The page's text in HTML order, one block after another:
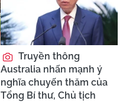
Truyền thông
Australia nhấn mạnh ý
nghĩa chuyến thăm của
Tổng Bí thư, Chủ tịch